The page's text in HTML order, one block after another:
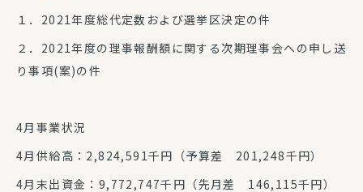
１．2021年度総代定数および選挙区決定の件
２．2021年度の理事報酬額に関する次期理事会への申し送
り事項(案)の件
4月事業状況
4月供給高：2,824,591千円（予算差 201,248千円）
4月末出資金：9,772,747千円（先月差 146,115千円）